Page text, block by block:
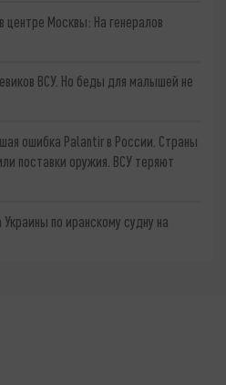
Москвы: На генералов
ВСУ. Но беды для малышей не
ошибка Palantir в России. Страны
поставки оружия. ВСУ теряют
по иранскому судну на